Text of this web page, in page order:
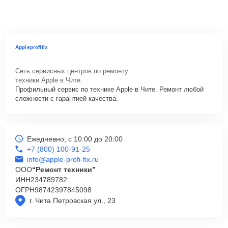
Appleprofifix
Сеть сервисных центров по ремонту
техники Apple в Чите.
Профильный сервис по технике Apple в Чите. Ремонт любой
сложности с гарантией качества.
г. Чита Петровская ул., 23
Ежедневно, с 10:00 до 20:00
+7 (800) 100-91-25
info@apple-profi-fix.ru
ООО“Ремонт техники”
ИНН234789782
ОГРН98742397845098